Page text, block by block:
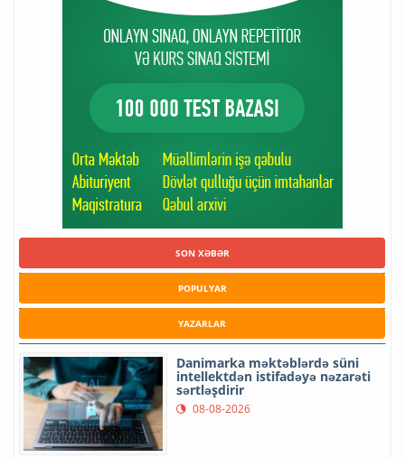
SON XƏBƏR
POPULYAR
YAZARLAR
Danimarka məktəblərdə süni
intellektdən istifadəyə nəzarəti
sərtləşdirir
08-08-2026